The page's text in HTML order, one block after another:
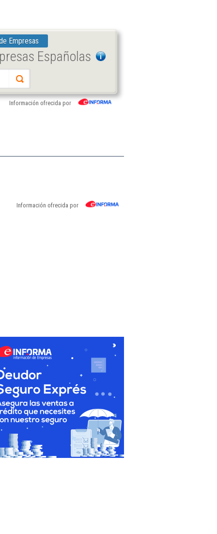
Empresas
Españolas
Información ofrecida por
Información ofrecida por